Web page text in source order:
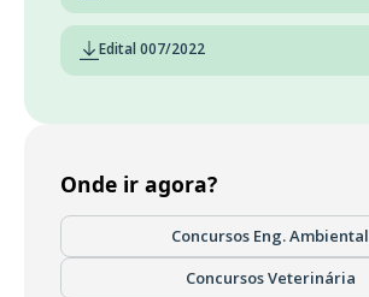
Edital 007/2022
Onde ir agora?
Concursos Eng. Ambiental
Concursos Veterinária